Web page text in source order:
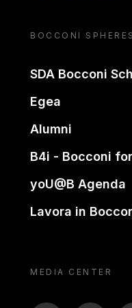
BOCCONI SPHERES
SDA Bocconi
Egea
Alumni
B4i - Bocconi
yoU@B Agenda
Lavora in
MEDIA CENTER